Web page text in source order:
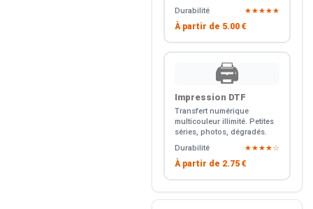
Durabilité
★★★★★
À partir de 5.00 €
🖨️
Impression DTF
Transfert numérique
multicouleur illimité. Petites
séries, photos, dégradés.
Durabilité
★★★★☆
À partir de 2.75 €